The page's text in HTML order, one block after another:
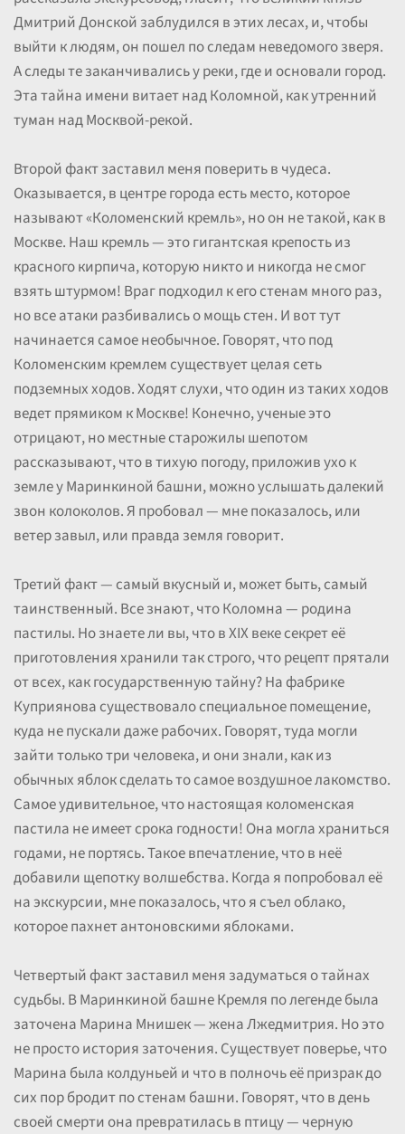
Дмитрий Донской заблудился в этих лесах, и, чтобы
выйти к людям, он пошел по следам неведомого зверя.
А следы те заканчивались у реки, где и основали город.
Эта тайна имени витает над Коломной, как утренний
туман над Москвой-рекой.
Второй факт заставил меня поверить в чудеса.
Оказывается, в центре города есть место, которое
называют «Коломенский кремль», но он не такой, как в
Москве. Наш кремль — это гигантская крепость из
красного кирпича, которую никто и никогда не смог
взять штурмом! Враг подходил к его стенам много раз,
но все атаки разбивались о мощь стен. И вот тут
начинается самое необычное. Говорят, что под
Коломенским кремлем существует целая сеть
подземных ходов. Ходят слухи, что один из таких ходов
ведет прямиком к Москве! Конечно, ученые это
отрицают, но местные старожилы шепотом
рассказывают, что в тихую погоду, приложив ухо к
земле у Маринкиной башни, можно услышать далекий
звон колоколов. Я пробовал — мне показалось, или
ветер завыл, или правда земля говорит.
Третий факт — самый вкусный и, может быть, самый
таинственный. Все знают, что Коломна — родина
пастилы. Но знаете ли вы, что в XIX веке секрет её
приготовления хранили так строго, что рецепт прятали
от всех, как государственную тайну? На фабрике
Куприянова существовало специальное помещение,
куда не пускали даже рабочих. Говорят, туда могли
зайти только три человека, и они знали, как из
обычных яблок сделать то самое воздушное лакомство.
Самое удивительное, что настоящая коломенская
пастила не имеет срока годности! Она могла храниться
годами, не портясь. Такое впечатление, что в неё
добавили щепотку волшебства. Когда я попробовал её
на экскурсии, мне показалось, что я съел облако,
которое пахнет антоновскими яблоками.
Четвертый факт заставил меня задуматься о тайнах
судьбы. В Маринкиной башне Кремля по легенде была
заточена Марина Мнишек — жена Лжедмитрия. Но это
не просто история заточения. Существует поверье, что
Марина была колдуньей и что в полночь её призрак до
сих пор бродит по стенам башни. Говорят, что в день
своей смерти она превратилась в птицу — черную